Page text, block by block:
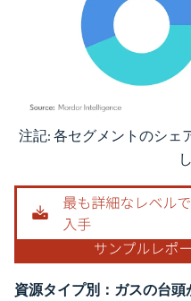
画像 © Mordor Intelligence。再利
注記: 各セグメントのシェ
資源タイプ別：ガスの台